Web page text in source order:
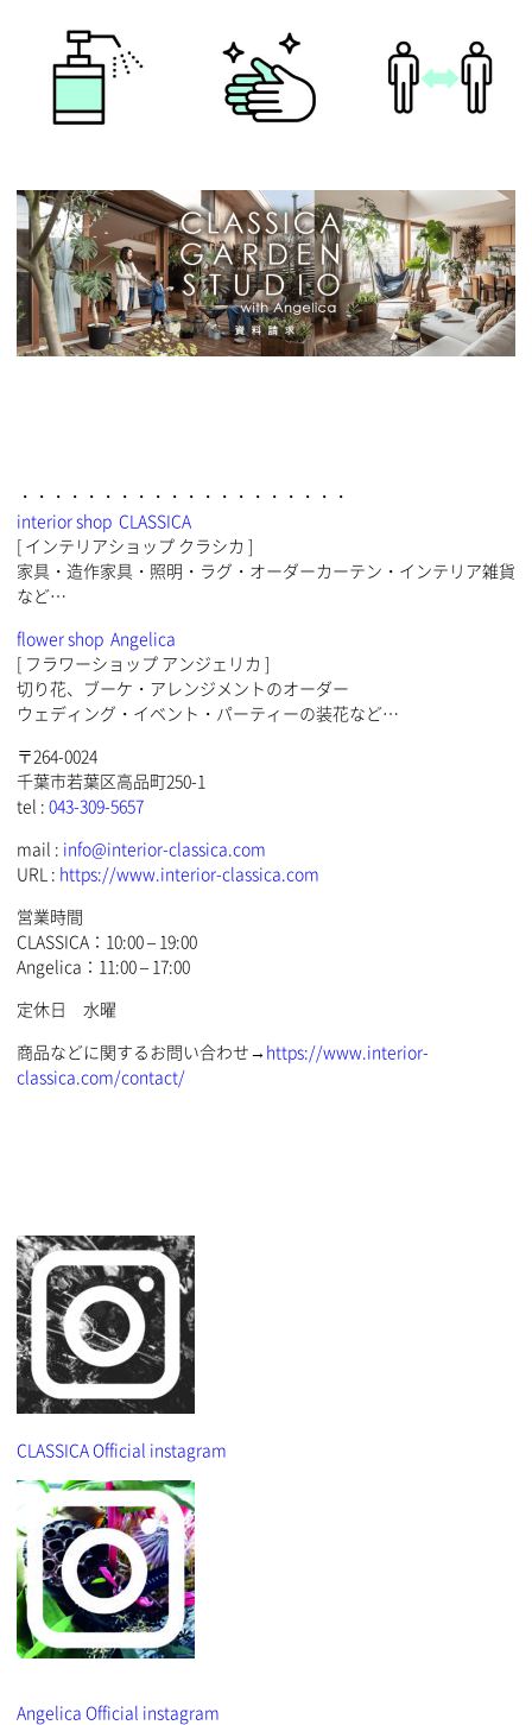
・・・・・・・・・・・・・・・・・・・・
interior shop CLASSICA
[ インテリアショップ クラシカ ]
家具・造作家具・照明・ラグ・オーダーカーテン・インテリア雑貨
など…
flower shop Angelica
[ フラワーショップ アンジェリカ ]
切り花、ブーケ・アレンジメントのオーダー
ウェディング・イベント・パーティーの装花など…
〒264-0024
千葉市若葉区高品町250-1
tel : 043-309-5657
mail : info@interior-classica.com
URL : https://www.interior-classica.com
営業時間
CLASSICA：10:00 – 19:00
Angelica：11:00 – 17:00
定休日 水曜
商品などに関するお問い合わせ→ https://www.interior-
classica.com/contact/
CLASSICA Official instagram
Angelica Official instagram